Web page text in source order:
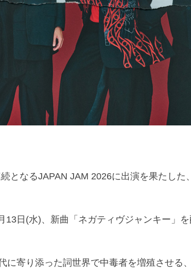
となるJAPAN JAM 2026に出演を果たした
13日(水)、新曲「ネガティヴジャンキー」
に寄り添った詞世界で中毒者を増殖させる